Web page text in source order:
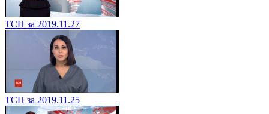
ТСН за 2019.11.27
ТСН за 2019.11.25